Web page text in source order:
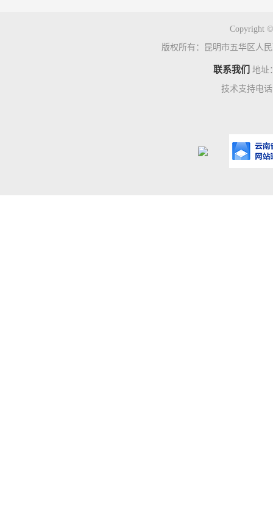
Copyright
版权所有：昆明市五华区人
联系我们 地址
技术支持电